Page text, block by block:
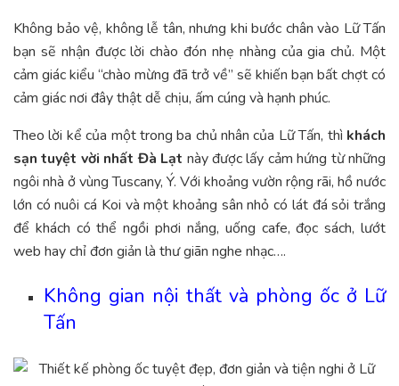
Không bảo vệ, không lễ tân, nhưng khi bước chân vào Lữ Tấn
bạn sẽ nhận được lời chào đón nhẹ nhàng của gia chủ. Một
cảm giác kiểu “chào mừng đã trở về” sẽ khiến bạn bất chợt có
cảm giác nơi đây thật dễ chịu, ấm cúng và hạnh phúc.
Theo lời kể của một trong ba chủ nhân của Lữ Tấn, thì khách
sạn tuyệt vời nhất Đà Lạt này được lấy cảm hứng từ những
ngôi nhà ở vùng Tuscany, Ý. Với khoảng vườn rộng rãi, hồ nước
lớn có nuôi cá Koi và một khoảng sân nhỏ có lát đá sỏi trắng
để khách có thể ngồi phơi nắng, uống cafe, đọc sách, lướt
web hay chỉ đơn giản là thư giãn nghe nhạc….
Không gian nội thất và phòng ốc ở Lữ
Tấn